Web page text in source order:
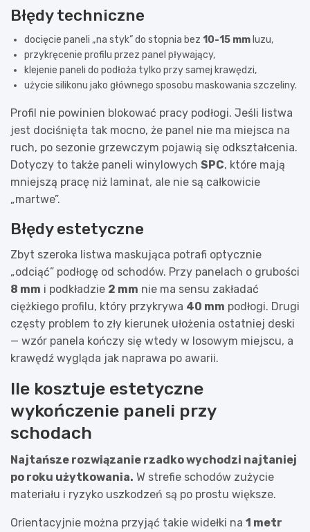
Błędy techniczne
docięcie paneli „na styk” do stopnia bez 10-15 mm luzu,
przykręcenie profilu przez panel pływający,
klejenie paneli do podłoża tylko przy samej krawędzi,
użycie silikonu jako głównego sposobu maskowania szczeliny.
Profil nie powinien blokować pracy podłogi. Jeśli listwa
jest dociśnięta tak mocno, że panel nie ma miejsca na
ruch, po sezonie grzewczym pojawią się odkształcenia.
Dotyczy to także paneli winylowych SPC, które mają
mniejszą pracę niż laminat, ale nie są całkowicie
„martwe”.
Błędy estetyczne
Zbyt szeroka listwa maskująca potrafi optycznie
„odciąć” podłogę od schodów. Przy panelach o grubości
8 mm i podkładzie 2 mm nie ma sensu zakładać
ciężkiego profilu, który przykrywa 40 mm podłogi. Drugi
częsty problem to zły kierunek ułożenia ostatniej deski
— wzór panela kończy się wtedy w losowym miejscu, a
krawędź wygląda jak naprawa po awarii.
Ile kosztuje estetyczne
wykończenie paneli przy
schodach
Najtańsze rozwiązanie rzadko wychodzi najtaniej
po roku użytkowania. W strefie schodów zużycie
materiału i ryzyko uszkodzeń są po prostu większe.
Orientacyjnie można przyjąć takie widełki na 1 metr